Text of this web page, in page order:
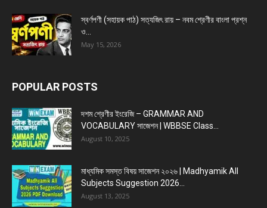
স্বর্ণপণী (সহায়ক পাঠ) সত্যজিৎ রায় – নবম শ্রেণীর বাংলা প্রশ্ন
ও...
May 15, 2026
POPULAR POSTS
দশম শ্রেণীর ইংরেজি – GRAMMAR AND
VOCABULARY সাজেশন | WBBSE Class...
August 10, 2025
মাধ্যমিক সমস্ত বিষয় সাজেশন ২০২৬ | Madhyamik All
Subjects Suggestion 2026...
August 13, 2025